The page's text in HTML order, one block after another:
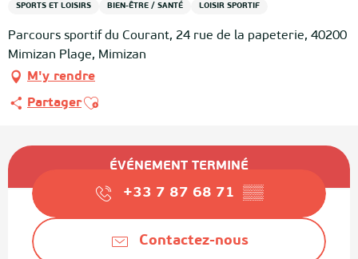
SPORTS ET LOISIRS BIEN-ÊTRE / SANTÉ LOISIR SPORTIF
Parcours sportif du Courant, 24 rue de la papeterie, 40200
Mimizan Plage, Mimizan
M'y rendre
PartagerAjouter aux favoris
Ouverture et coordonnées
ÉVÉNEMENT TERMINÉ
+33 7 87 68 71 ▒▒
Contactez-nous